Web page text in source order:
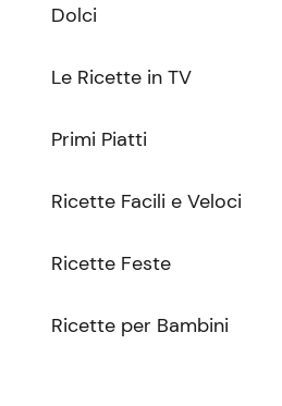
Dolci
Le Ricette in TV
Primi Piatti
Ricette Facili e Veloci
Ricette Feste
Ricette per Bambini